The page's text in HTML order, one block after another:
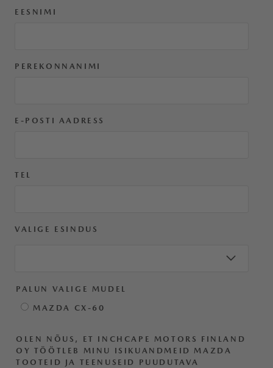
EESNIMI
PEREKONNANIMI
E-POSTI AADRESS
TEL
VALIGE ESINDUS
PALUN VALIGE MUDEL
MAZDA CX-60
OLEN NÕUS, ET INCHCAPE MOTORS FINLAND
OY TÖÖTLEB MINU ISIKUANDMEID MAZDA
TOOTEID JA TEENUSEID PUUDUTAVA